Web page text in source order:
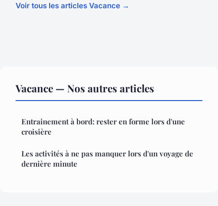
Voir tous les articles Vacance →
Vacance — Nos autres articles
Entrainement à bord: rester en forme lors d'une
croisière
Les activités à ne pas manquer lors d'un voyage de
dernière minute